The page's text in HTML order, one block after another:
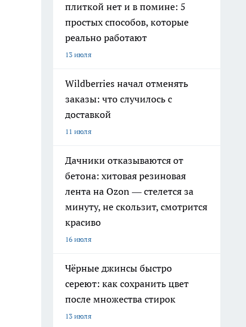
плиткой нет и в помине: 5
простых способов, которые
реально работают
13 июля
Wildberries начал отменять
заказы: что случилось с
доставкой
11 июля
Дачники отказываются от
бетона: хитовая резиновая
лента на Ozon — стелется за
минуту, не скользит, смотрится
красиво
16 июля
Чёрные джинсы быстро
сереют: как сохранить цвет
после множества стирок
13 июля